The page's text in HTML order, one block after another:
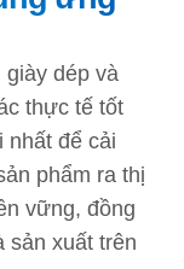
giày dép và
thực tế tốt
nhất để cải
phẩm ra thị
vững, đồng
xuất trên